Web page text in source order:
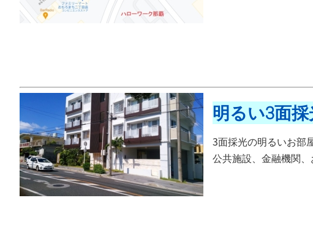
明るい3面
3面採光の明るいお部
公共施設、金融機関